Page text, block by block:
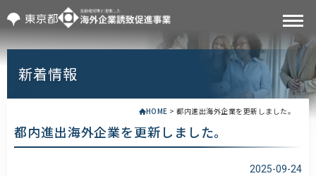
新着情報
HOME > 都内進出海外企業を更新しました。
都内進出海外企業を更新しました。
2025-09-24